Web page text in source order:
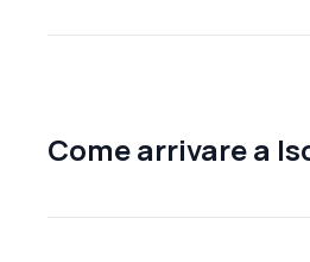
Come arrivare a